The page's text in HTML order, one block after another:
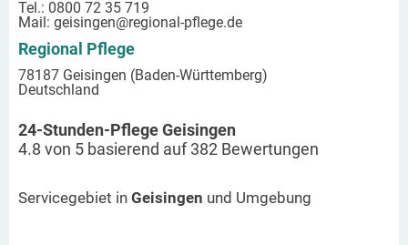
Tel.: 0800 72 35 719
Mail: geisingen@regional-pflege.de
Regional Pflege
78187 Geisingen (Baden-Württemberg)
Deutschland
24-Stunden-Pflege Geisingen
4.8 von 5 basierend auf382 Bewertungen
Servicegebiet in Geisingen und Umgebung